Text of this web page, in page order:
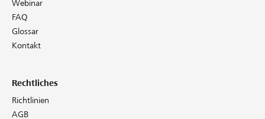
Webinar
FAQ
Glossar
Kontakt
Rechtliches
Richtlinien
AGB